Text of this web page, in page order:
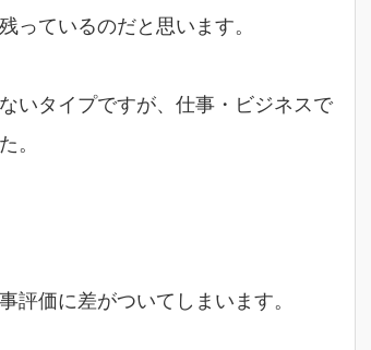
っているのだと思います。
いタイプですが、仕事・ビジネスで
。
評価に差がついてしまいます。